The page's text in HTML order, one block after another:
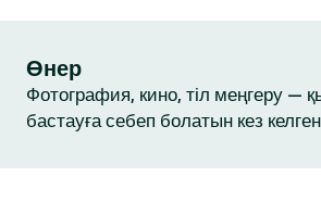
Өнер
Фотография, кино, тіл меңгеру —
бастауға себеп болатын кез